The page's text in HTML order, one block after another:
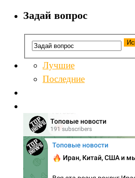
Задай вопрос
Лучшие
Последние